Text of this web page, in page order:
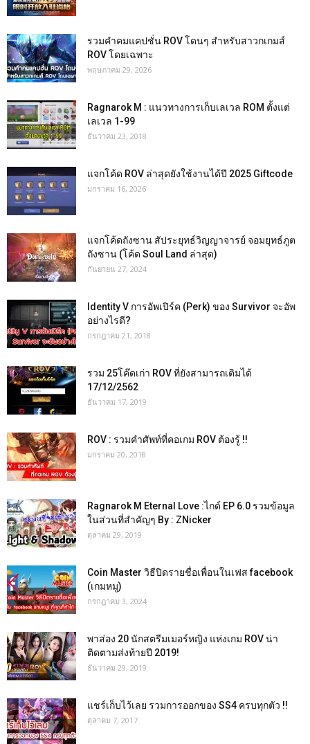
รวมคำคมแคปชั่น ROV โดนๆ สำหรับสาวกเกมส์
ROV โดยเฉพาะ
พฤษภาคม 29, 2026
Ragnarok M : แนวทางการเก็บเลเวล ROM ตั้งแต่
เลเวล 1-99
ธันวาคม 23, 2018
แจกโค้ด ROV ล่าสุดยังใช้งานได้ปี 2025 Giftcode
มกราคม 16, 2026
แจกโค้ดถังซาน สัประยุทธ์วิญญาจารย์ จอมยุทธ์ภูต
ถังซาน (โค้ด Soul Land ล่าสุด)
กันยายน 27, 2024
Identity V การอัพเปิร์ค (Perk) ของ Survivor จะอัพ
อย่างไรดี?
กรกฎาคม 21, 2018
รวม 25โค๊ดเก่า ROV ที่ยังสามารถเติมได้
17/12/2562
ธันวาคม 17, 2019
ROV : รวมคำศัพท์ที่คอเกม ROV ต้องรู้ !!
มกราคม 20, 2018
Ragnarok M Eternal Love :ไกด์ EP 6.0 รวมข้อมูล
ในส่วนที่สำคัญๆ By : ZNicker
ตุลาคม 29, 2019
Coin Master วิธีปิดรายชื่อเพื่อนในเฟส facebook
(เกมหมู)
กรกฎาคม 3, 2024
พาส่อง 20 นักสตรีมเมอร์หญิง แห่งเกม ROV น่า
ติดตามส่งท้ายปี 2019!
ธันวาคม 29, 2019
แชร์เก็บไว้เลย รวมการออกของ SS4 ครบทุกตัว !!
ตุลาคม 7, 2017